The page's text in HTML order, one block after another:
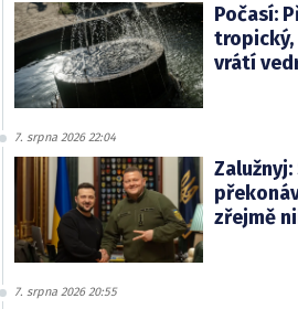
Počasí:
tropický,
vrátí
7. srpna 2026 22:04
zřejmě
7. srpna 2026 20:55